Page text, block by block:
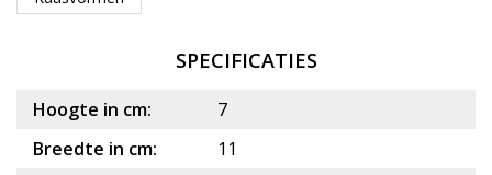
SPECIFICATIES
Hoogte in cm:
7
Breedte in cm:
11